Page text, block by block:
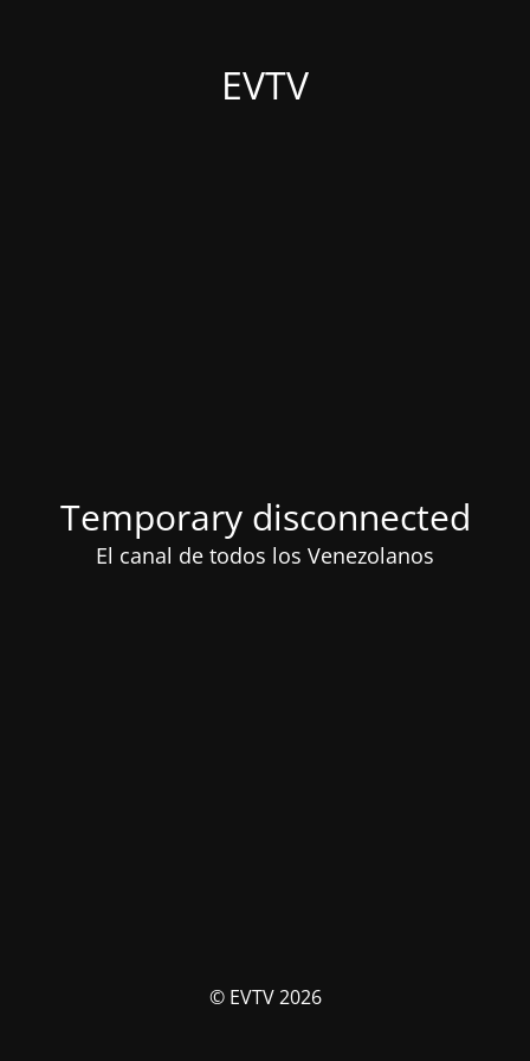
EVTV
Temporary disconnected
El canal de todos los Venezolanos
© EVTV 2026